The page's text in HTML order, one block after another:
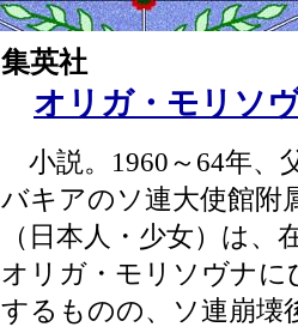
集英社
オリガ・モリソ
小説。1960～64年、
バキアのソ連大使館附
（日本人・少女）は
オリガ・モリソヴナ
するものの、ソ連崩壊